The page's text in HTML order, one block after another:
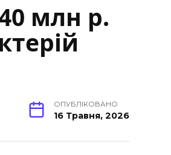
млн р.
ОПУБЛІКОВАНО
16 Травня, 2026